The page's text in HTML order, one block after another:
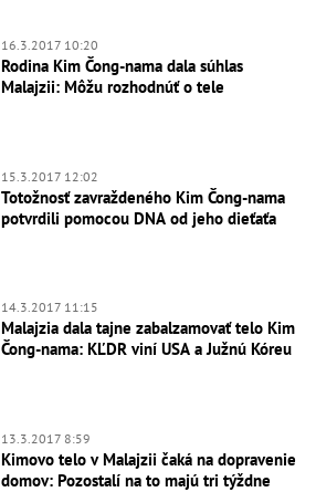
16.3.2017 10:20
Rodina Kim Čong-nama dala súhlas
Malajzii: Môžu rozhodnúť o tele
15.3.2017 12:02
Totožnosť zavraždeného Kim Čong-nama
potvrdili pomocou DNA od jeho dieťaťa
14.3.2017 11:15
Malajzia dala tajne zabalzamovať telo Kim
Čong-nama: KĽDR viní USA a Južnú Kóreu
13.3.2017 8:59
Kimovo telo v Malajzii čaká na dopravenie
domov: Pozostalí na to majú tri týždne